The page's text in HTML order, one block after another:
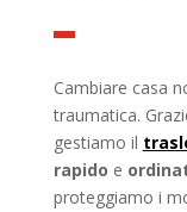
Cambiare casa
traumatica.
gestiamo il
rapido e
proteggiamo i